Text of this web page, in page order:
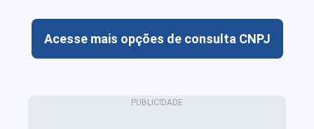
Acesse mais opções de consulta CNPJ